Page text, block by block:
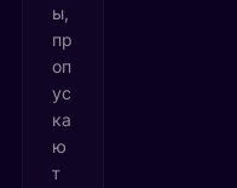
ы,
пр
оп
ус
ка
ю
т